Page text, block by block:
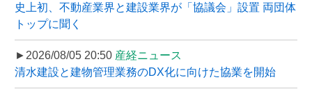
史上初、不動産業界と建設業界が「協議会」設置 両団体
トップに聞く
►2026/08/05 20:50 産経ニュース
清水建設と建物管理業務のDX化に向けた協業を開始